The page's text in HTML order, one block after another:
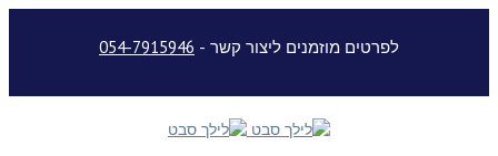
לפרטים מוזמנים ליצור קשר - 054-7915946